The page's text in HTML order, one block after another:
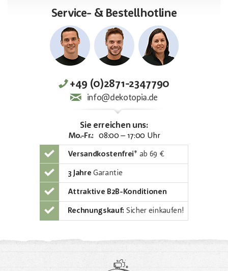
Service- & Bestellhotline
+49 (0)2871-2347790
info@dekotopia.de
Sie erreichen uns:
Mo.-Fr.: 08:00 – 17:00 Uhr
Versandkostenfrei* ab 69 €
3 Jahre Garantie
Attraktive B2B-Konditionen
Rechnungskauf: Sicher einkaufen!